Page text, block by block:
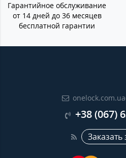
Гарантийное обслуживание
от 14 дней до 36 месяцев
бесплатной гарантии
+38 (067)
Заказать